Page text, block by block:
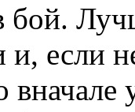
бой.
и, если